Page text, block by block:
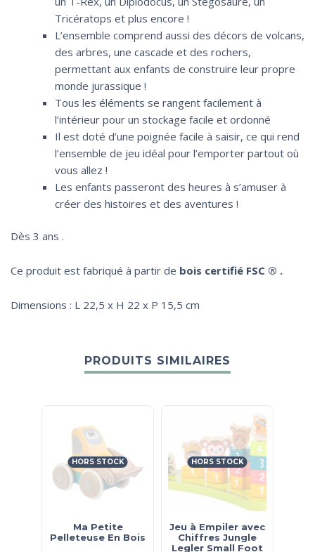
Tricératops et plus encore !
L’ensemble comprend aussi des décors de volcans,
des arbres, une cascade et des rochers,
permettant aux enfants de construire leur propre
monde jurassique !
Tous les éléments se rangent facilement à
l’intérieur pour un stockage facile et ordonné
Il est doté d’une poignée facile à saisir, ce qui rend
l’ensemble de jeu idéal pour l’emporter partout où
vous allez !
Les enfants passeront des heures à s’amuser à
créer des histoires et des aventures !
Dès 3 ans .
Ce produit est fabriqué à partir de bois certifié FSC ® .
Dimensions : L 22,5 x H 22 x P 15,5 cm
PRODUITS SIMILAIRES
HORS STOCK
Ma Petite
Pelleteuse En Bois
HORS STOCK
Jeu à Empiler avec
Chiffres Jungle
Legler Small Foot